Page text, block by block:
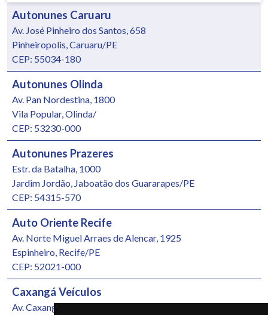
Autonunes Caruaru
Av. José Pinheiro dos Santos, 658
Pinheiropolis, Caruaru/PE
CEP: 55034-180
Autonunes Olinda
Av. Pan Nordestina, 1800
Vila Popular, Olinda/
CEP: 53230-000
Autonunes Prazeres
Estr. da Batalha, 1000
Jardim Jordão, Jaboatão dos Guararapes/PE
CEP: 54315-570
Auto Oriente Recife
Av. Norte Miguel Arraes de Alencar, 1925
Espinheiro, Recife/PE
CEP: 52021-000
Caxangá Veículos
Av. Caxangá, 4251